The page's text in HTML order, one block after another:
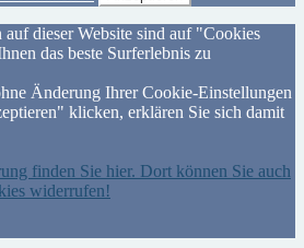
dieser Website sind auf "Cookies
das beste Surferlebnis zu
Änderung Ihrer Cookie-Einstellungen
klicken, erklären Sie sich damit
finden Sie hier. Dort können Sie auch
widerrufen!